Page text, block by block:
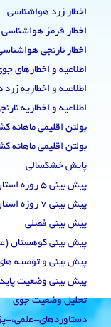
اخطار زرد هواشناسی
اخطار قرمز هواشناسی
اخطار نارنجی
اطلاعیه و اخطارهای
اطلاعیه و اخطاریه زرد
اطلاعیه و اخطاریه
بولتن اقلیمی ماهانه
بولتن اقلیمی ماهانه
پایش خشکسالی
پیش بینی 5 روزه استان مازندران با کمینه و بیشینه دما
پیش بینی 7 روزه استان مازندران
پیش بینی فصلی
پیش بینی کوهستان
پیش بینی و توصیه
پیش بینی وضعیت
تحلیل وضعیت جوی
دستاوردهای-علمی،-